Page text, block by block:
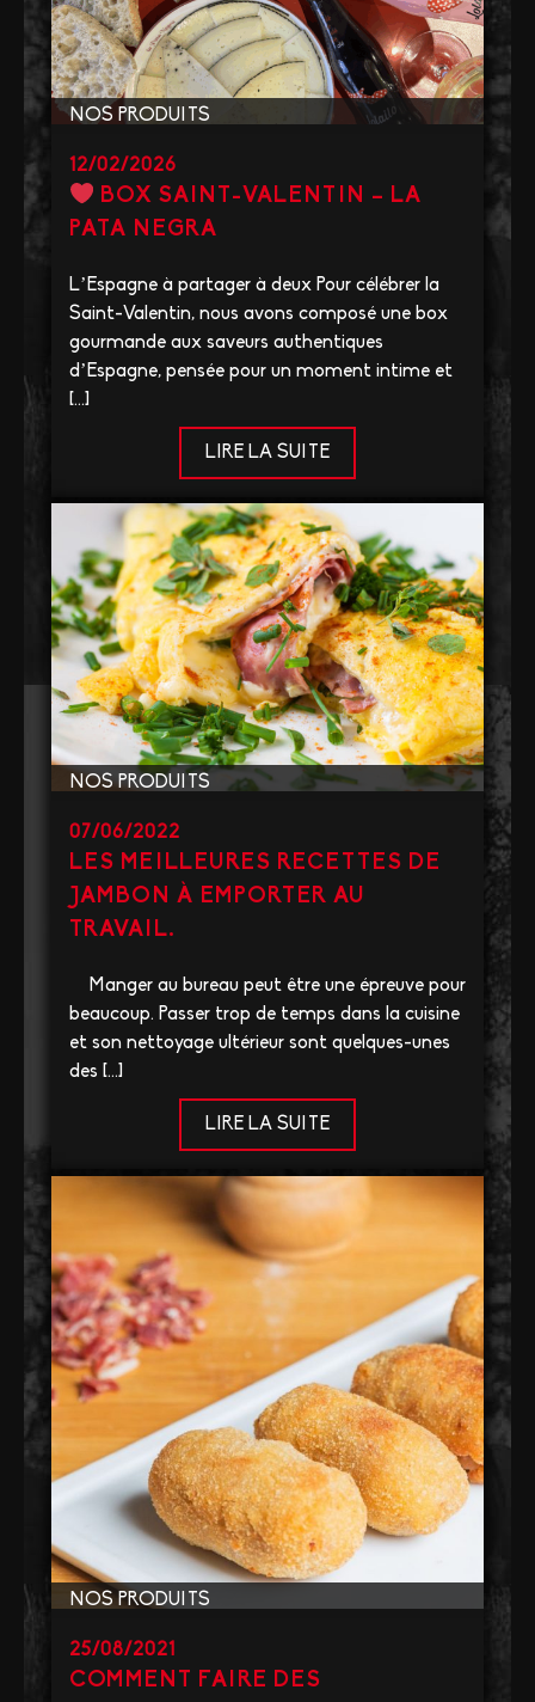
NOS PRODUITS
12/02/2026
BOX SAINT-VALENTIN – LA
PATA NEGRA
L’Espagne à partager à deux Pour célébrer la
Saint-Valentin, nous avons composé une box
gourmande aux saveurs authentiques
d’Espagne, pensée pour un moment intime et
[…]
LIRE LA SUITE
NOS PRODUITS
07/06/2022
LES MEILLEURES RECETTES DE
JAMBON À EMPORTER AU
TRAVAIL.
Manger au bureau peut être une épreuve pour
beaucoup. Passer trop de temps dans la cuisine
et son nettoyage ultérieur sont quelques-unes
des […]
LIRE LA SUITE
NOS PRODUITS
25/08/2021
COMMENT FAIRE DES